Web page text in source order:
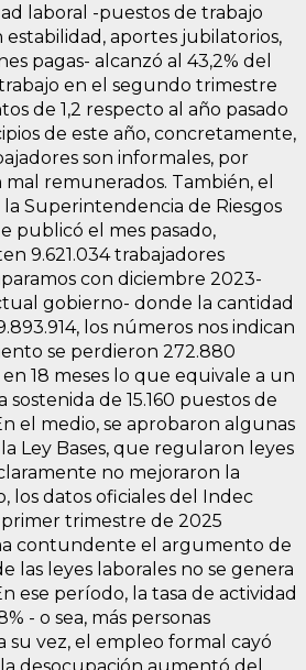
laboral -puestos de trabajo
aportes jubilatorios,
pagas- alcanzó al 43,2% del
en el segundo trimestre
de 1,2 respecto al año pasado
de este año, concretamente,
son informales, por
remunerados. También, el
Superintendencia de Riesgos
publicó el mes pasado,
9.621.034 trabajadores
con diciembre 2023-
gobierno- donde la cantidad
los números nos indican
se perdieron 272.880
18 meses lo que equivale a un
de 15.160 puestos de
el medio, se aprobaron algunas
Ley Bases, que regularon leyes
no mejoraron la
los datos oficiales del Indec
trimestre de 2025
contundente el argumento de
las leyes laborales no se genera
ese período, la tasa de actividad
- o sea, más personas
su vez, el empleo formal cayó
desocupación aumentó del